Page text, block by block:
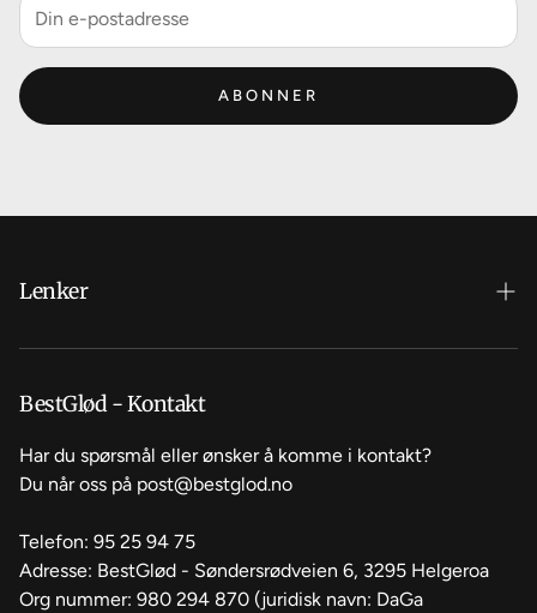
ABONNER
Lenker
Hvorfor velge BestGlød?
Om oss
Kontakt oss
Vanlige spørsmål
BestGlød - Kontakt
Har du spørsmål eller ønsker å komme i kontakt?
Du når oss på post@bestglod.no
Telefon: 95 25 94 75
Adresse: BestGlød - Søndersrødveien 6, 3295 Helgeroa
Org nummer: 980 294 870 (juridisk navn: DaGa